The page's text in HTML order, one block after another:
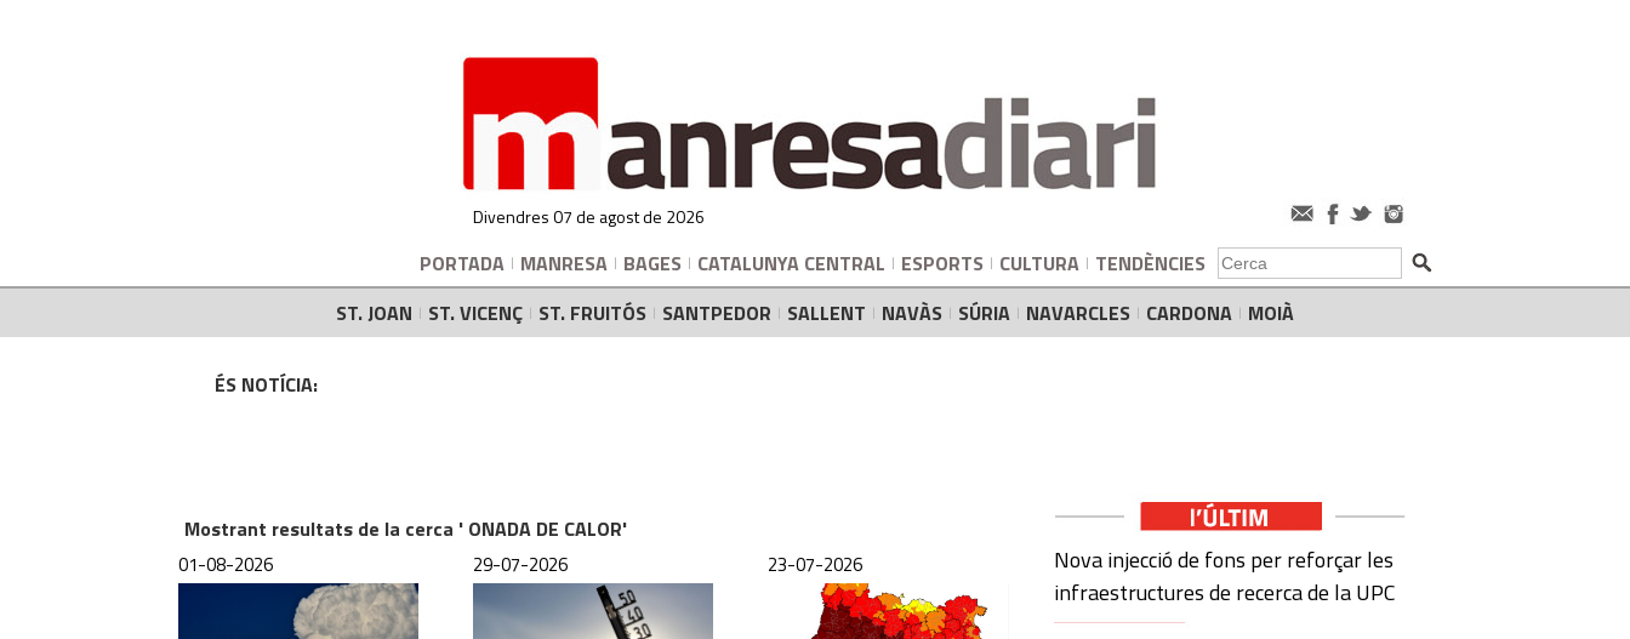
Divendres 07 de agost de 2026
PORTADA MANRESA BAGES CATALUNYA CENTRAL ESPORTS CULTURA TENDÈNCIES
ST. JOAN
ST. VICENÇ ST. FRUITÓS SANTPEDOR SALLENT NAVÀS SÚRIA NAVARCLES CARDONA MOIÀ
ÉS NOTÍCIA:
Mostrant resultats de la cerca ' ONADA DE CALOR'
01-08-2026 29-07-2026 23-07-2026
Nova injecció de fons per reforçar les
infraestructures de recerca de la UPC